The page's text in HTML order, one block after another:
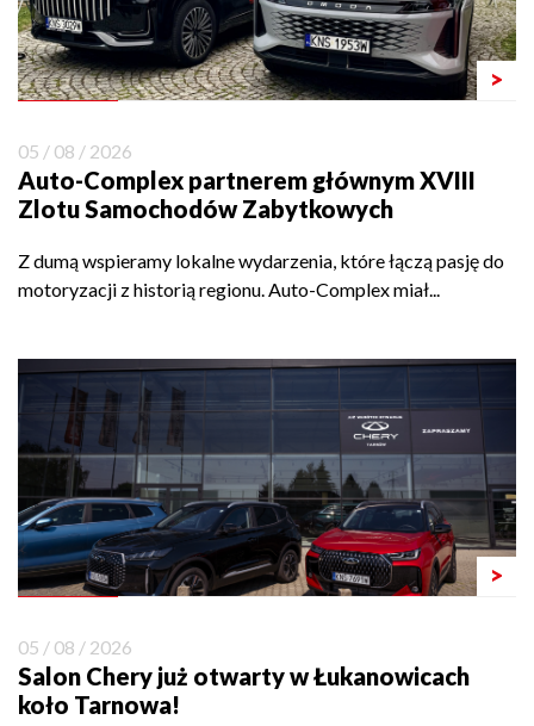
>
05 / 08 / 2026
Auto-Complex partnerem głównym XVIII
Zlotu Samochodów Zabytkowych
Z dumą wspieramy lokalne wydarzenia, które łączą pasję do
motoryzacji z historią regionu. Auto-Complex miał...
>
05 / 08 / 2026
Salon Chery już otwarty w Łukanowicach
koło Tarnowa!